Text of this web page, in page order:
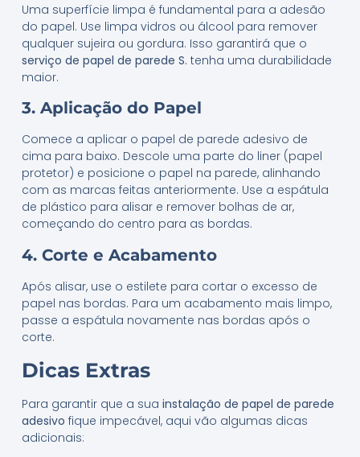
Uma superfície limpa é fundamental para a adesão
do papel. Use limpa vidros ou álcool para remover
qualquer sujeira ou gordura. Isso garantirá que o
serviço de papel de parede S. tenha uma durabilidade
maior.
3. Aplicação do Papel
Comece a aplicar o papel de parede adesivo de
cima para baixo. Descole uma parte do liner (papel
protetor) e posicione o papel na parede, alinhando
com as marcas feitas anteriormente. Use a espátula
de plástico para alisar e remover bolhas de ar,
começando do centro para as bordas.
4. Corte e Acabamento
Após alisar, use o estilete para cortar o excesso de
papel nas bordas. Para um acabamento mais limpo,
passe a espátula novamente nas bordas após o
corte.
Dicas Extras
Para garantir que a sua instalação de papel de parede
adesivo fique impecável, aqui vão algumas dicas
adicionais: